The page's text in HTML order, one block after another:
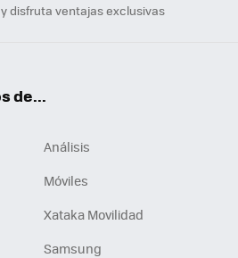
disfruta ventajas exclusivas
de...
Análisis
Móviles
Xataka Movilidad
Samsung